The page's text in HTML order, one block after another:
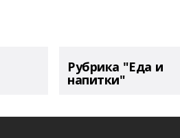
Рубрика "Еда и
напитки"